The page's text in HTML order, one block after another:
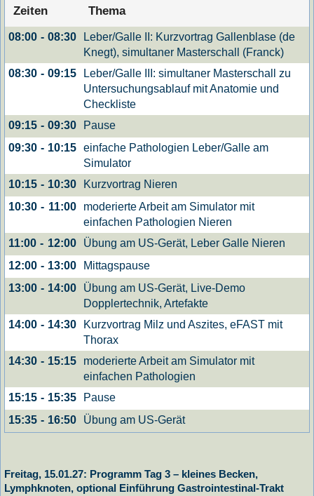
Zeiten Thema
08:00 - 08:30
Leber/Galle II: Kurzvortrag Gallenblase (de
Knegt), simultaner Masterschall (Franck)
08:30 - 09:15
Leber/Galle III: simultaner Masterschall zu
Untersuchungsablauf mit Anatomie und
Checkliste
09:15 - 09:30
Pause
09:30 - 10:15 einfache Pathologien Leber/Galle am
Simulator
10:15 - 10:30
Kurzvortrag Nieren
10:30 - 11:00
moderierte Arbeit am Simulator mit
einfachen Pathologien Nieren
11:00 - 12:00
Übung am US-Gerät, Leber Galle Nieren
12:00 - 13:00
Mittagspause
13:00 - 14:00
Übung am US-Gerät, Live-Demo
Dopplertechnik, Artefakte
14:00 - 14:30
Kurzvortrag Milz und Aszites, eFAST mit
Thorax
14:30 - 15:15
moderierte Arbeit am Simulator mit
einfachen Pathologien
15:15 - 15:35
Pause
15:35 - 16:50 Übung am US-Gerät
Freitag, 15.01.27: Programm Tag 3 – kleines Becken,
Lymphknoten, optional Einführung Gastrointestinal-Trakt